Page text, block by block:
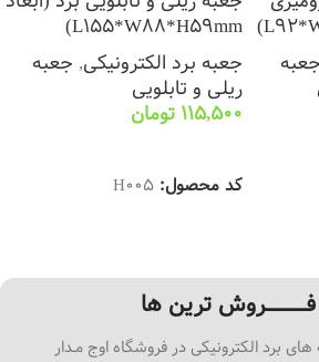
جعبه
L155*W88*H59mm)
جعبه برد الکترونیکی, جعبه
ریلی و تابلویی
115,500 تومان
کد محصول: H005
فــــــــــــروش ترین ها
برد الکترونیکی در فروشگاه اوج مـدار